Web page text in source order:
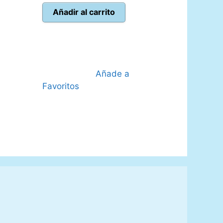
original
era:
es:
Añadir al carrito
Añade a
Favoritos